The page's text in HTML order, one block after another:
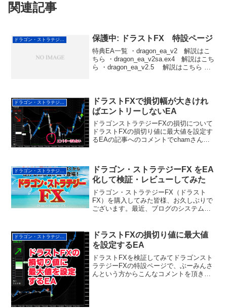
関連記事
ドラゴン・ストラテジーFX 保護中: ドラストFX 特設ページ
特典EA一覧 ・dragon_ea_v2 解説はこ
ちら ・dragon_ea_v2sa.ex4 解説はこち
ら ・dragon_ea_v2.5 解説はこちら ・
ドラゴン・ストラテジーFX
ドラストFXで損切幅が大きけれ
ばエントリーしないEA
ドラゴンストラテジーFXの損切について
ドラストFXの損切り値に最大値を設定す
るEAの記事へのコメントでchamさんと
いて有難うございました。早速ダウンロ
ードさせ...
ドラゴン・ストラテジーFX
ドラゴン・ストラテジーFX をEA
化して検証・レビューしてみた
ドラゴン・ストラテジーFX（ドラスト
FX）を購入してみた皆様、お久しぶりで
ございます。最近、ブログのシステムの
更新がなかなか出来ない状態でした。ス
ミマセンm(__)mF...
ドラストFXの損切り値に最大値
を設定するEA
ドラストFXを検証してみてドラゴンスト
ラテジーFXの特設ページで、ぶーみんさ
んという方からこんなコメントを頂きま